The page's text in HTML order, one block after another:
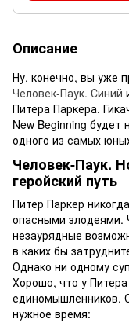
Описание
Ну, конечно, вы уже
Человек-Паук. Синий
Питера Паркера.
New Beginning будет
одного из самых
Человек-Паук.
геройский путь
Питер Паркер
опасными злодеями.
незаурядные
в каких бы
Однако ни одному
Хорошо, что у
единомышленников.
нужное время: